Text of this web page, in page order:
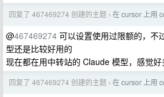
回复了 467469274 创建的主题 › 在 cursor 上用
@467469274 可以设置使用过限额的，不
型还是比较好用的
现在都在用中转站的 Claude 模型，感觉
回复了 467469274 创建的主题 › 在 cursor 上用